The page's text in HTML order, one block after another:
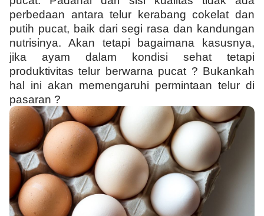
perbedaan antara telur kerabang cokelat dan
putih pucat, baik dari segi rasa dan kandungan
nutrisinya. Akan tetapi bagaimana kasusnya,
jika ayam dalam kondisi sehat tetapi
produktivitas telur berwarna pucat ? Bukankah
hal ini akan memengaruhi permintaan telur di
pasaran ?